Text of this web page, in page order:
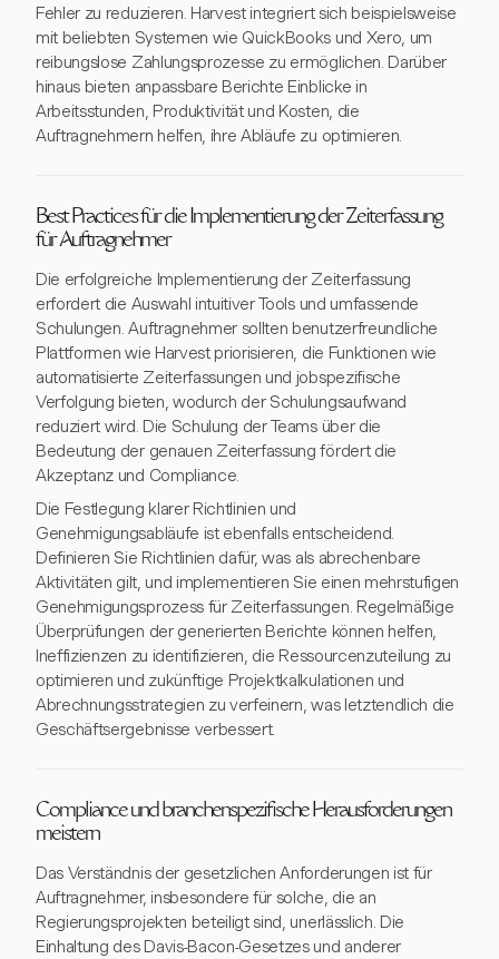
Fehler zu reduzieren. Harvest integriert sich beispielsweise
mit beliebten Systemen wie QuickBooks und Xero, um
reibungslose Zahlungsprozesse zu ermöglichen. Darüber
hinaus bieten anpassbare Berichte Einblicke in
Arbeitsstunden, Produktivität und Kosten, die
Auftragnehmern helfen, ihre Abläufe zu optimieren.
Best Practices für die Implementierung der Zeiterfassung
für Auftragnehmer
Die erfolgreiche Implementierung der Zeiterfassung
erfordert die Auswahl intuitiver Tools und umfassende
Schulungen. Auftragnehmer sollten benutzerfreundliche
Plattformen wie Harvest priorisieren, die Funktionen wie
automatisierte Zeiterfassungen und jobspezifische
Verfolgung bieten, wodurch der Schulungsaufwand
reduziert wird. Die Schulung der Teams über die
Bedeutung der genauen Zeiterfassung fördert die
Akzeptanz und Compliance.
Die Festlegung klarer Richtlinien und
Genehmigungsabläufe ist ebenfalls entscheidend.
Definieren Sie Richtlinien dafür, was als abrechenbare
Aktivitäten gilt, und implementieren Sie einen mehrstufigen
Genehmigungsprozess für Zeiterfassungen. Regelmäßige
Überprüfungen der generierten Berichte können helfen,
Ineffizienzen zu identifizieren, die Ressourcenzuteilung zu
optimieren und zukünftige Projektkalkulationen und
Abrechnungsstrategien zu verfeinern, was letztendlich die
Geschäftsergebnisse verbessert.
Compliance und branchenspezifische Herausforderungen
meistern
Das Verständnis der gesetzlichen Anforderungen ist für
Auftragnehmer, insbesondere für solche, die an
Regierungsprojekten beteiligt sind, unerlässlich. Die
Einhaltung des Davis-Bacon-Gesetzes und anderer